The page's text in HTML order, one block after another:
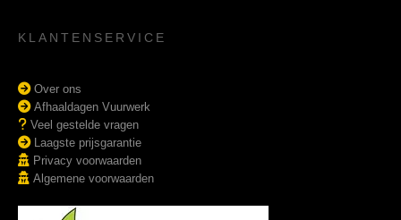
KLANTENSERVICE
Over ons
Afhaaldagen Vuurwerk
Veel gestelde vragen
Laagste prijsgarantie
Privacy voorwaarden
Algemene voorwaarden